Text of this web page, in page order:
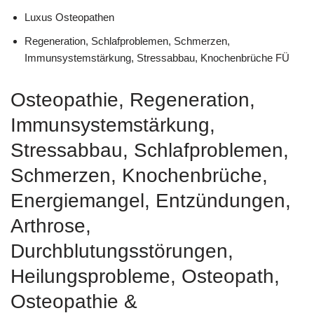
Luxus Osteopathen
Regeneration, Schlafproblemen, Schmerzen,
Immunsystemstärkung, Stressabbau, Knochenbrüche FÜ
Osteopathie, Regeneration,
Immunsystemstärkung,
Stressabbau, Schlafproblemen,
Schmerzen, Knochenbrüche,
Energiemangel, Entzündungen,
Arthrose,
Durchblutungsstörungen,
Heilungsprobleme, Osteopath,
Osteopathie &